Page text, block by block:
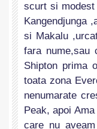
scurt si
Kangendjunga
si Makalu
fara nume,sau
Shipton prima
toata zona
nenumarate
Peak, apoi
care nu